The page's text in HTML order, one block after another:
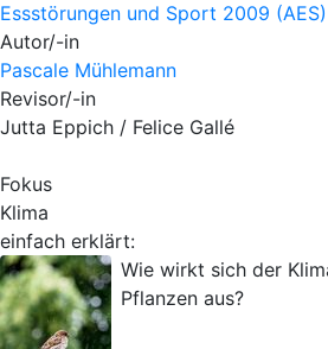
Essstörungen und Sport 2009 (AES)
Autor/-in
Pascale Mühlemann
Revisor/-in
Jutta Eppich / Felice Gallé
Fokus
Klima
einfach erklärt:
Wie wirkt sich der
Pflanzen aus?